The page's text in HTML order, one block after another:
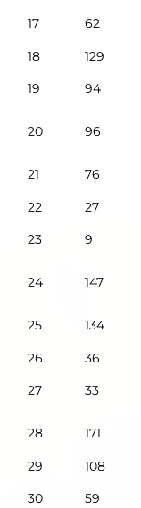
17
62
18
129
19
94
20
96
21
76
22
27
23
9
24 147
25
134
26
36
27
33
28
171
29 108
30
59